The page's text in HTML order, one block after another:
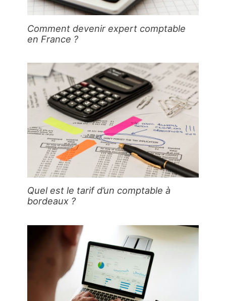
Comment devenir expert comptable
en France ?
Quel est le tarif d’un comptable à
bordeaux ?